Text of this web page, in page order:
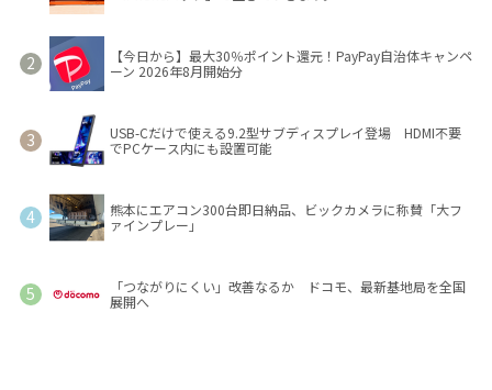
【今日から】最大30％ポイント還元！PayPay自治体キャンペ
ーン 2026年8月開始分
USB-Cだけで使える9.2型サブディスプレイ登場 HDMI不要
でPCケース内にも設置可能
熊本にエアコン300台即日納品、ビックカメラに称賛「大フ
ァインプレー」
「つながりにくい」改善なるか ドコモ、最新基地局を全国
展開へ